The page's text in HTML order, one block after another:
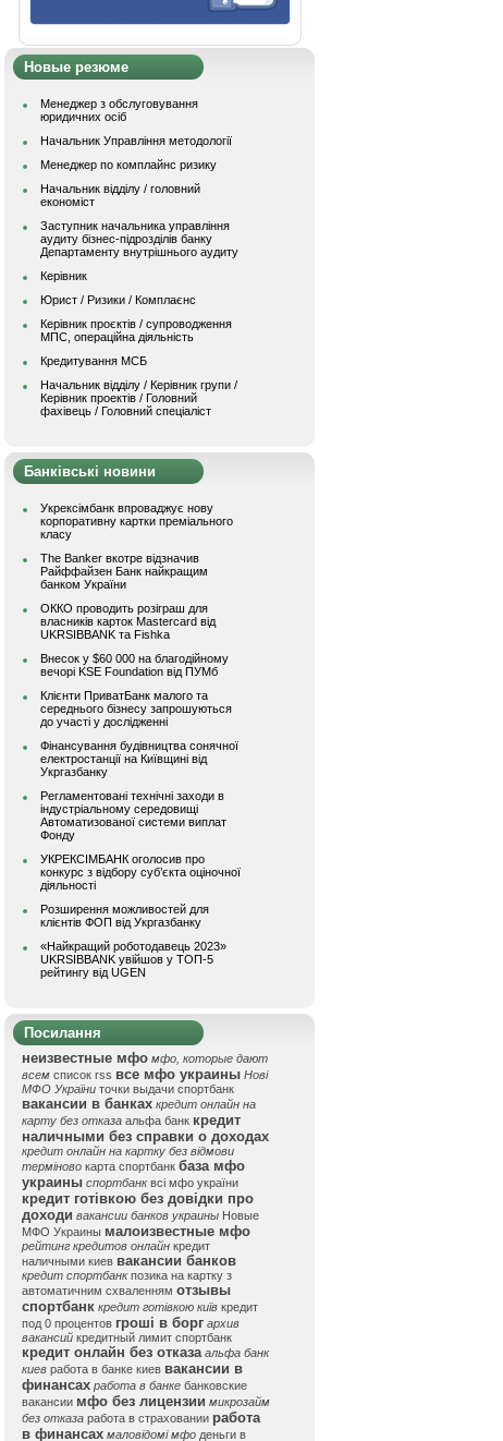
Новые резюме
Менеджер з обслуговування
юридичних осіб
Начальник Управління методології
Менеджер по комплайнс ризику
Начальник відділу / головний
економіст
Заступник начальника управління
аудиту бізнес-підрозділів банку
Департаменту внутрішнього аудиту
Керівник
Юрист / Ризики / Комплаєнс
Керівник проєктів / супроводження
МПС, операційна діяльність
Кредитування МСБ
Начальник вiддiлу / Керівник групи /
Керівник проектів / Головний
фахівець / Головний спеціаліст
Банківські новини
Укрексімбанк впроваджує нову
корпоративну картки преміального
класу
The Banker вкотре відзначив
Райффайзен Банк найкращим
банком України
ОККО проводить розіграш для
власників карток Mastercard від
UKRSIBBANK та Fishka
Внесок у $60 000 на благодійному
вечорі KSE Foundation від ПУМб
Клієнти ПриватБанк малого та
середнього бізнесу запрошуються
до участі у дослідженні
Фінансування будівництва сонячної
електростанції на Київщині від
Укргазбанку
Регламентовані технічні заходи в
індустріальному середовищі
Автоматизованої системи виплат
Фонду
УКРЕКСІМБАНК оголосив про
конкурс з відбору суб’єкта оціночної
діяльності
Розширення можливостей для
клієнтів ФОП від Укргазбанку
«Найкращий роботодавець 2023»
UKRSIBBANK увійшов у ТОП-5
рейтингу від UGEN
Посилання
неизвестные мфо мфо, которые дают
всем список rss все мфо украины Нові
МФО України точки выдачи спортбанк
вакансии в банках кредит онлайн на
карту без отказа альфа банк кредит
наличными без справки о доходах
кредит онлайн на картку без відмови
терміново карта спортбанк база мфо
украины спортбанк всі мфо україни
кредит готівкою без довідки про
доходи вакансии банков украины Новые
МФО Украины малоизвестные мфо
рейтинг кредитов онлайн кредит
наличными киев вакансии банков
кредит спортбанк позика на картку з
автоматичним схваленням отзывы
спортбанк кредит готівкою київ кредит
под 0 процентов гроші в борг архив
вакансий кредитный лимит спортбанк
кредит онлайн без отказа альфа банк
киев работа в банке киев вакансии в
финансах работа в банке банковские
вакансии мфо без лицензии микрозайм
без отказа работа в страховании работа
в финансах маловідомі мфо деньги в